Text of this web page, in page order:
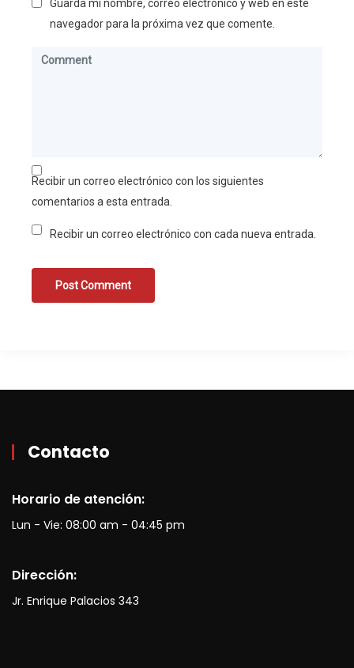
Guarda mi nombre, correo electrónico y web en este
navegador para la próxima vez que comente.
Recibir un correo electrónico con los siguientes
comentarios a esta entrada.
Recibir un correo electrónico con cada nueva entrada.
Contacto
Horario de atención:
Lun - Vie: 08:00 am - 04:45 pm
Dirección:
Jr. Enrique Palacios 343